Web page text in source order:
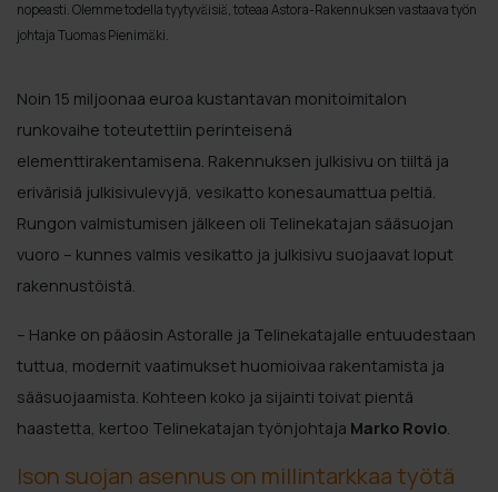
nopeasti. Olemme todella tyytyväisiä, toteaa Astora-Rakennuksen vastaava työn
johtaja Tuomas Pienimäki.
Noin 15 miljoonaa euroa kustantavan monitoimitalon
runkovaihe toteutettiin perinteisenä
elementtirakentamisena. Rakennuksen julkisivu on tiiltä ja
erivärisiä julkisivulevyjä, vesikatto konesaumattua peltiä.
Rungon valmistumisen jälkeen oli Telinekatajan sääsuojan
vuoro – kunnes valmis vesikatto ja julkisivu suojaavat loput
rakennustöistä.
– Hanke on pääosin Astoralle ja Telinekatajalle entuudestaan
tuttua, modernit vaatimukset huomioivaa rakentamista ja
sääsuojaamista. Kohteen koko ja sijainti toivat pientä
haastetta, kertoo Telinekatajan työnjohtaja Marko Rovio.
Ison suojan asennus on millintarkkaa työtä